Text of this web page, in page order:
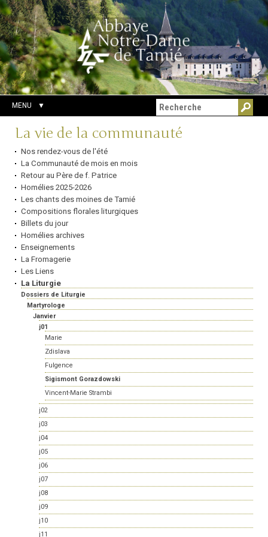
Aller
au
contenu.
|
Aller
à
la
navigation
Outils
personnels
Chercher par
Recherche
avancée…
MENU
Navigation
La vie de la communauté
Nos rendez-vous de l'été
La Communauté de mois en mois
Retour au Père de f. Patrice
Homélies 2025-2026
Les chants des moines de Tamié
Compositions florales liturgiques
Billets du jour
Homélies archives
Enseignements
La Fromagerie
Les Liens
La Liturgie
Dossiers de Liturgie
Martyrologe
Janvier
j01
Marie
Zdislava
Fulgence
Sigismont Gorazdowski
Vincent-Marie Strambi
j02
j03
j04
j05
j06
j07
j08
j09
j10
j11